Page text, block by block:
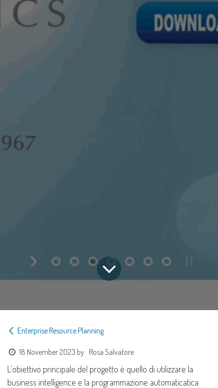
Enterprise Resource Planning
18 November 2023 by Rosa Salvatore
L'obiettivo principale del progetto è quello di utilizzare la
business intelligence e la programmazione automaticatica